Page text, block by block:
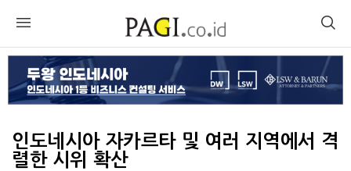
인도네시아 자카르타 및 여러 지역에서 격
렬한 시위 확산